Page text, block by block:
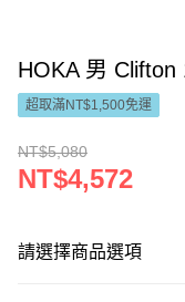
HOKA 男
超取滿NT$1,500免運
NT$5,080
NT$4,572
請選擇商品選項